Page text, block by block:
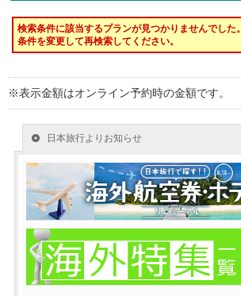
検索条件に該当するプランが見つかりませんでした。
条件を変更して再検索してください。
※表示金額はオンライン予約時の金額です。